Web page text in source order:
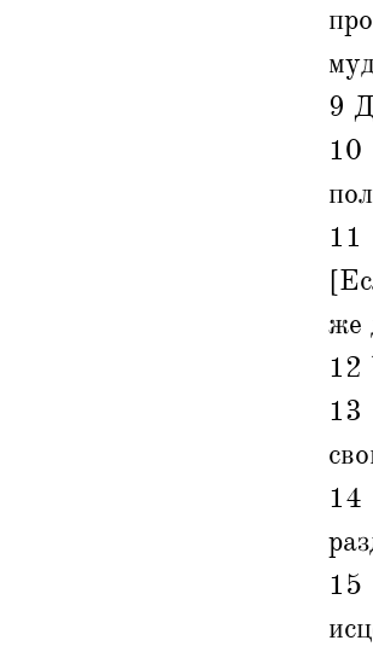
9
10
11
же
12
13
14
15